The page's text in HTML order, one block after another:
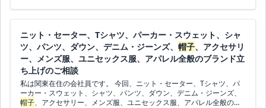
ニット・セーター、Tシャツ、パーカー・スウェット、シャ
ツ、パンツ、ダウン、デニム・ジーンズ、 帽子、アクセサリ
ー、メンズ服、ユニセックス服、アパレル全般のブランド立
ち上げのご相談
私は関東在住の会社員です。 今回、ニット・セーター、Tシャツ、パ
ーカー・スウェット、シャツ、パンツ、ダウン、デニム・ジーンズ、
帽子、アクセサリー、メンズ服、ユニセックス服、アパレル全般の開